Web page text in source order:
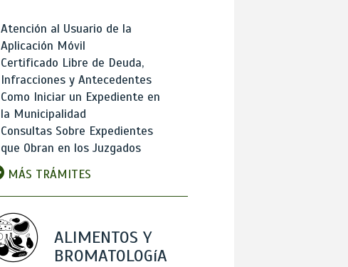
Atención al Usuario de la
Aplicación Móvil
Certificado Libre de Deuda,
Infracciones y Antecedentes
Como Iniciar un Expediente en
la Municipalidad
Consultas Sobre Expedientes
que Obran en los Juzgados
MÁS TRÁMITES
ALIMENTOS Y
BROMATOLOGíA